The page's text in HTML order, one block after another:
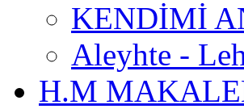
KENDİMİ
Aleyhte -
H.M